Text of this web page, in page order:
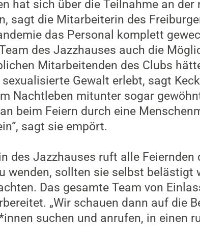
hat sich über die Teilnahme an
sagt die Mitarbeiterin des
das Personal komplett
des Jazzhauses auch die
Mitarbeitenden des Clubs
Gewalt erlebt, sagt
Nachtleben mitunter sogar
beim Feiern durch eine
sagt sie empört.
des Jazzhauses ruft alle Feiernden
wenden, sollten sie selbst belästigt
Das gesamte Team von
„Wir schauen dann auf die
suchen und anrufen, in einen